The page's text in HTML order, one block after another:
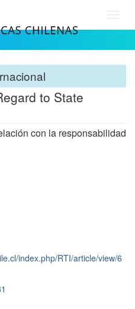
to State
con la responsabilidad
index.php/RTI/article/view/6